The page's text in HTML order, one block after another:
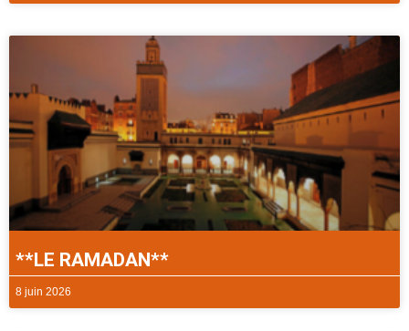
**LE RAMADAN**
8 juin 2026